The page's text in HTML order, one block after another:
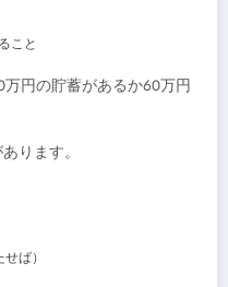
こと
円の貯蓄があるか60万円
ります。
ば）